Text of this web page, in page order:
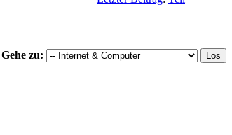
Gehe zu: